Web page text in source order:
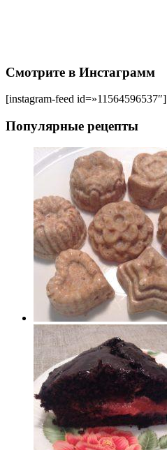
Смотрите в Инстаграмм
[instagram-feed id=»11564596537″]
Популярные рецепты